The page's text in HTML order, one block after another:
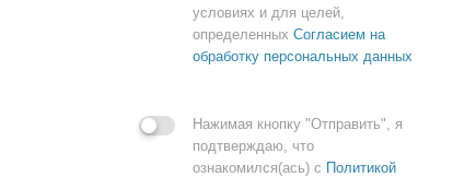
условиях и для целей,
определенных Согласием на
обработку персональных данных
Нажимая кнопку "Отправить", я
подтверждаю, что
ознакомился(ась) с Политикой